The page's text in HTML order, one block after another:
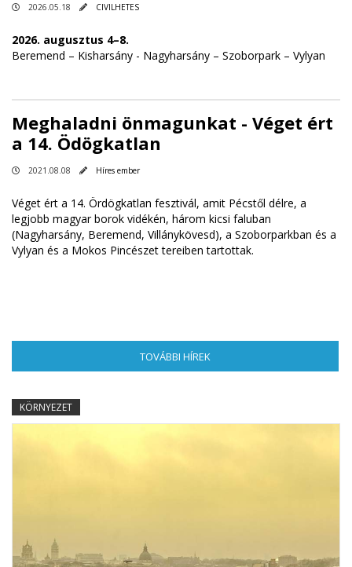
2026.05.18 CIVILHETES
2026. augusztus 4–8.
Beremend – Kisharsány - Nagyharsány – Szoborpark – Vylyan
Meghaladni önmagunkat - Véget ért
a 14. Ödögkatlan
2021.08.08 Híres ember
Véget ért a 14. Ördögkatlan fesztivál, amit Pécstől délre, a
legjobb magyar borok vidékén, három kicsi faluban
(Nagyharsány, Beremend, Villánykövesd), a Szoborparkban és a
Vylyan és a Mokos Pincészet tereiben tartottak.
TOVÁBBI HÍREK
KÖRNYEZET